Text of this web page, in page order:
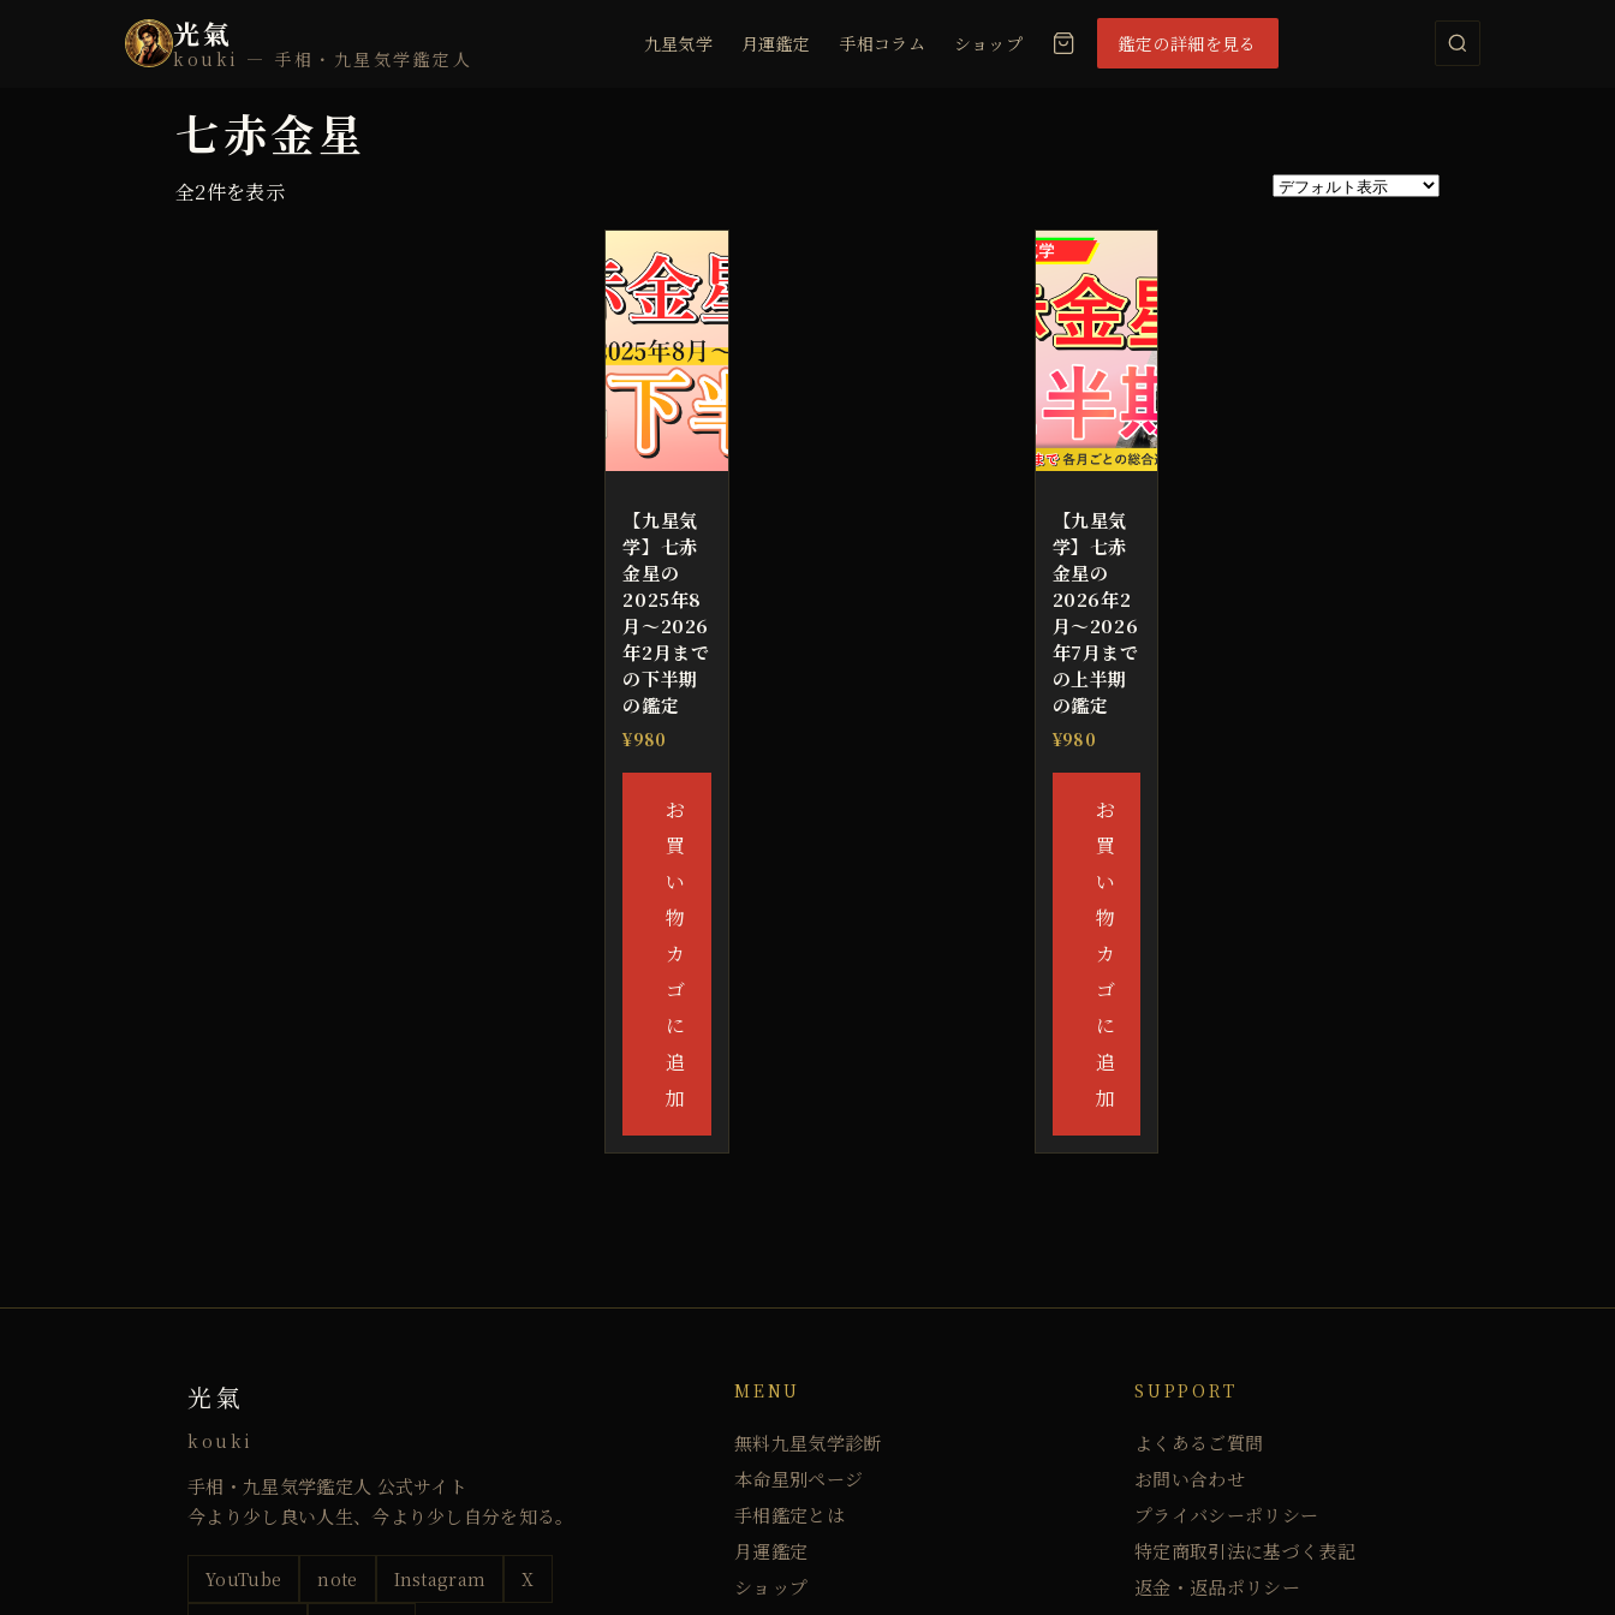
光氣
kouki — 手相・九星気学鑑定人
九星気学 月運鑑定 手相コラム ショップ 鑑定の詳細を見る
七赤金星
全2件を表示
【九星気
学】七赤
金星の
2025年8
月～2026
年2月まで
の下半期
の鑑定
¥980
お
買
い
物
カ
ゴ
に
追
加
【九星気
学】七赤
金星の
2026年2
月～2026
年7月まで
の上半期
の鑑定
¥980
お
買
い
物
カ
ゴ
に
追
加
光氣
kouki
手相・九星気学鑑定人 公式サイト
今より少し良い人生、今より少し自分を知る。
YouTube note Instagram
X
MENU
無料九星気学診断
本命星別ページ
手相鑑定とは
月運鑑定
ショップ
SUPPORT
よくあるご質問
お問い合わせ
プライバシーポリシー
特定商取引法に基づく表記
返金・返品ポリシー